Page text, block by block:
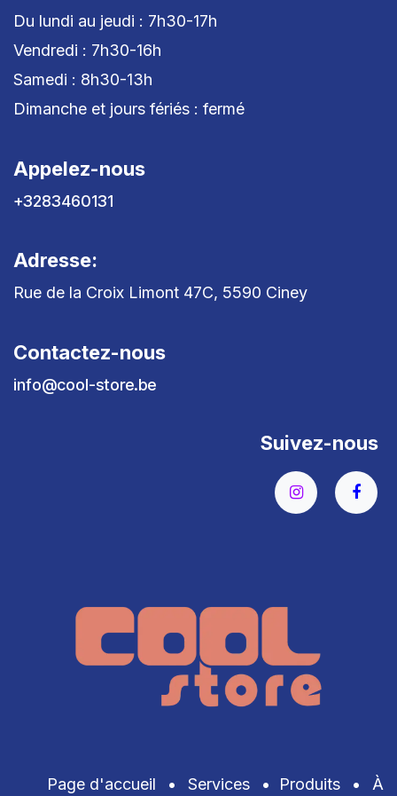
Du lundi au jeudi : 7h30-17h
Vendredi : 7h30-16h
Samedi : 8h30-13h
Dimanche et jours fériés : fermé
Appelez-nous
+3283460131
Adresse:
Rue de la Croix Limont 47C, 5590 Ciney
Contactez-nous
info@cool-store.be
Suivez-nous
Page d'accueil • Services • Produits • À